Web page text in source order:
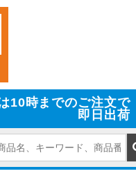
10時までのご注文で
即日出荷